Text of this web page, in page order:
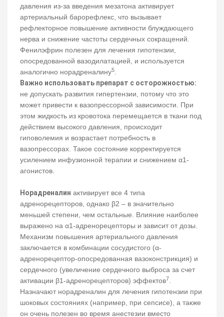
давления из-за введения мезатона активирует
артериальный барорефлекс, что вызывает
рефлекторное повышение активности блуждающего
нерва и снижение частоты сердечных сокращений.
Фенилэфрин полезен для лечения гипотензии,
опосредованной вазодилатацией, и используется
аналогично норадреналину5.
Важно использовать препарат с осторожностью:
не допускать развития гипертензии, потому что это
может привести к вазопрессорной зависимости. При
этом жидкость из кровотока перемещается в ткани под
действием высокого давления, происходит
гиповолемия и возрастает потребность в
вазопрессорах. Такое состояние корректируется
усилением инфузионной терапии и снижением α1-
агонистов.
Норадреналин активирует все 4 типа
адренорецепторов, однако β2 – в значительно
меньшей степени, чем остальные. Влияние наиболее
выражено на α1-адренорецепторы и зависит от дозы.
Механизм повышения артериального давления
заключается в комбинации сосудистого (α-
адренорецептор-опосредованная вазоконстрикция) и
сердечного (увеличение сердечного выброса за счет
активации β1-адренорецепторов) эффектов7.
Назначают норадреналин для лечения гипотензии при
шоковых состояниях (например, при сепсисе), а также
он очень полезен во время анестезии вместо